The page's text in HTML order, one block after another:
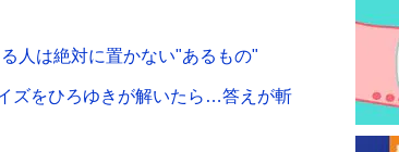
人は絶対に置かない"あるもの"
ズをひろゆきが解いたら…答えが斬